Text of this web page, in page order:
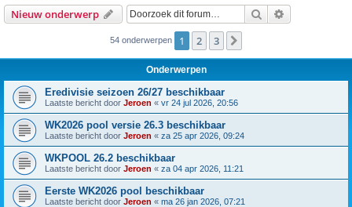
Nieuw onderwerp Zoek
54 onderwerpen 1 2 3
Onderwerpen
Eredivisie seizoen 26/27 beschikbaar
Laatste bericht door Jeroen « vr 24 jul 2026, 20:56
WK2026 pool versie 26.3 beschikbaar
Laatste bericht door Jeroen « za 25 apr 2026, 09:24
WKPOOL 26.2 beschikbaar
Laatste bericht door Jeroen « za 04 apr 2026, 11:21
Eerste WK2026 pool beschikbaar
Laatste bericht door Jeroen « ma 26 jan 2026, 07:21